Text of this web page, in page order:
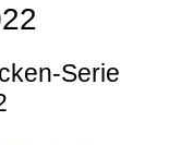
Serie